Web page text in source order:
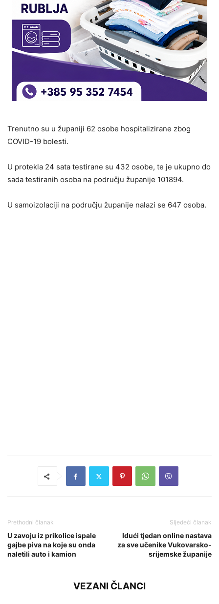
Trenutno su u županiji 62 osobe hospitalizirane zbog
COVID-19 bolesti.
U protekla 24 sata testirane su 432 osobe, te je ukupno do
sada testiranih osoba na području županije 101894.
U samoizolaciji na području županije nalazi se 647 osoba.
Prethodni članak
U zavoju iz prikolice ispale
gajbe piva na koje su onda
naletili auto i kamion
Sljedeći članak
Idući tjedan online nastava
za sve učenike Vukovarsko-
srijemske županije
VEZANI ČLANCI